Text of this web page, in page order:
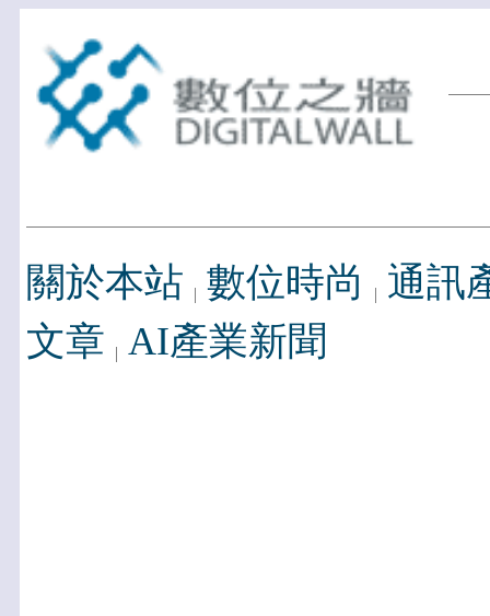
關於本站 數位時尚
通訊
文章 AI產業新聞